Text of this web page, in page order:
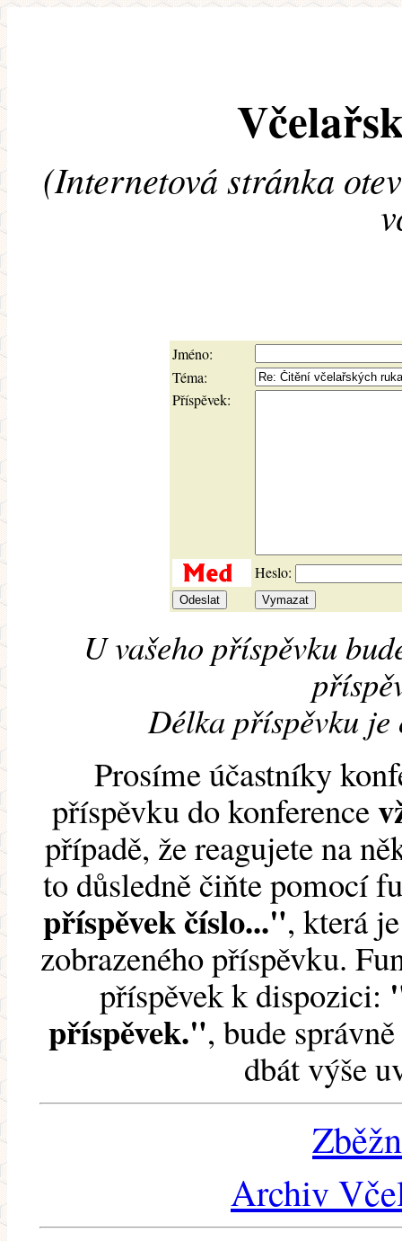
(Internetová stránka
Jméno:
Téma:
Příspěvek:
Heslo:
U vašeho příspěvku
Délka příspěvku je
Prosíme účastníky
příspěvku do konference
případě, že reagujete na
to důsledně čiňte pomocí
příspěvek číslo...", která
zobrazeného příspěvku.
příspěvek k dispozici:
příspěvek.", bude
dbát výše
Archiv